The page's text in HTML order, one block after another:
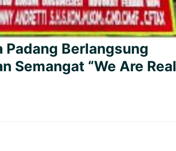
Padang Berlangsung
Semangat “We Are Real